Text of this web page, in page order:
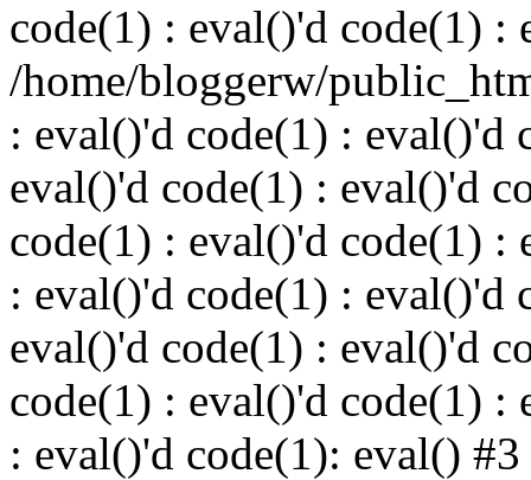
code(1) : eval()'d code(1) :
/home/bloggerw/
: eval()'d code(1) : eval()'d
eval()'d code(1) : eval()'d
code(1) : eval()'d code(1) :
: eval()'d code(1) : eval()'d
eval()'d code(1) : eval()'d
code(1) : eval()'d code(1) :
: eval()'d code(1): eval() #3